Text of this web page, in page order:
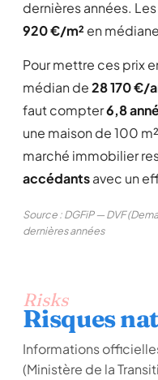
dernières années. Les
920 €/m² en
Pour mettre ces prix
médian de28 170 €/
faut compter6,8
une maison de 100
marché immobilier
accédantsavec un
Source : DGFiP — DVF
dernières années
Risks
Risques
Informations
(Ministère de la